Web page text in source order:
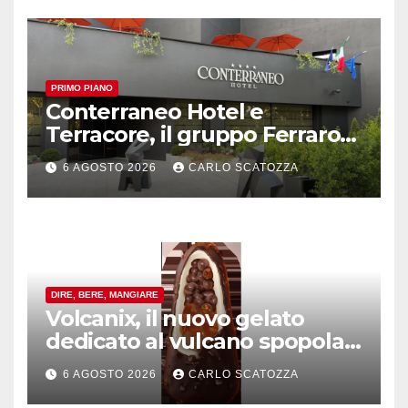
PRIMO PIANO
Conterraneo Hotel e
Terracore, il gruppo Ferraro
amplia l’ ospitalità e il gusto
alle porte di Caserta
6 AGOSTO 2026 CARLO SCATOZZA
DIRE, BERE, MANGIARE
Volcanix, il nuovo gelato
dedicato al vulcano spopola,
è nato a Caivano
6 AGOSTO 2026 CARLO SCATOZZA